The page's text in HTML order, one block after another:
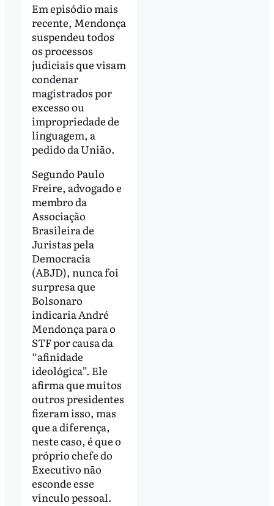
Em episódio mais
recente, Mendonça
suspendeu todos
os processos
judiciais que visam
condenar
magistrados por
excesso ou
impropriedade de
linguagem, a
pedido da União.
Segundo Paulo
Freire, advogado e
membro da
Associação
Brasileira de
Juristas pela
Democracia
(ABJD), nunca foi
surpresa que
Bolsonaro
indicaria André
Mendonça para o
STF por causa da
“afinidade
ideológica”. Ele
afirma que muitos
outros presidentes
fizeram isso, mas
que a diferença,
neste caso, é que o
próprio chefe do
Executivo não
esconde esse
vínculo pessoal.